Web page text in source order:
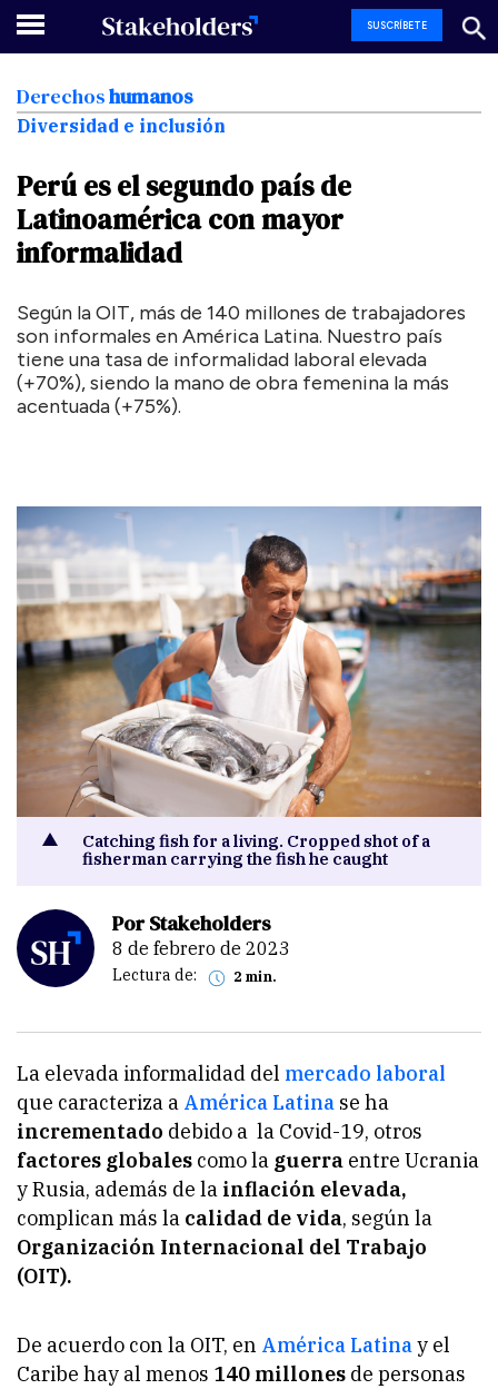
SUSCRÍBETE
Derechoshumanos
Diversidad e inclusión
Perú es el segundo país de
Latinoamérica conmayor
informalidad
Según la OIT, más de 140 millones de trabajadores
son informales en América Latina. Nuestro país
tiene una tasa de informalidad laboral elevada
(+70%), siendo la mano de obra femenina la más
acentuada (+75%).
Catching fish for a living. Cropped shot of a
fisherman carrying the fish he caught
Por Stakeholders
8 de febrero de 2023
Lectura de: 2 min.
La elevada informalidad del mercado laboral
que caracteriza a América Latina se ha
incrementado debido a la Covid-19, otros
factores globales como la guerra entre Ucrania
y Rusia, además de la inflación elevada,
complican más la calidad de vida, según la
Organización Internacional del Trabajo
(OIT).
De acuerdo con la OIT, en América Latinay el
Caribe hay al menos 140 millones de personas